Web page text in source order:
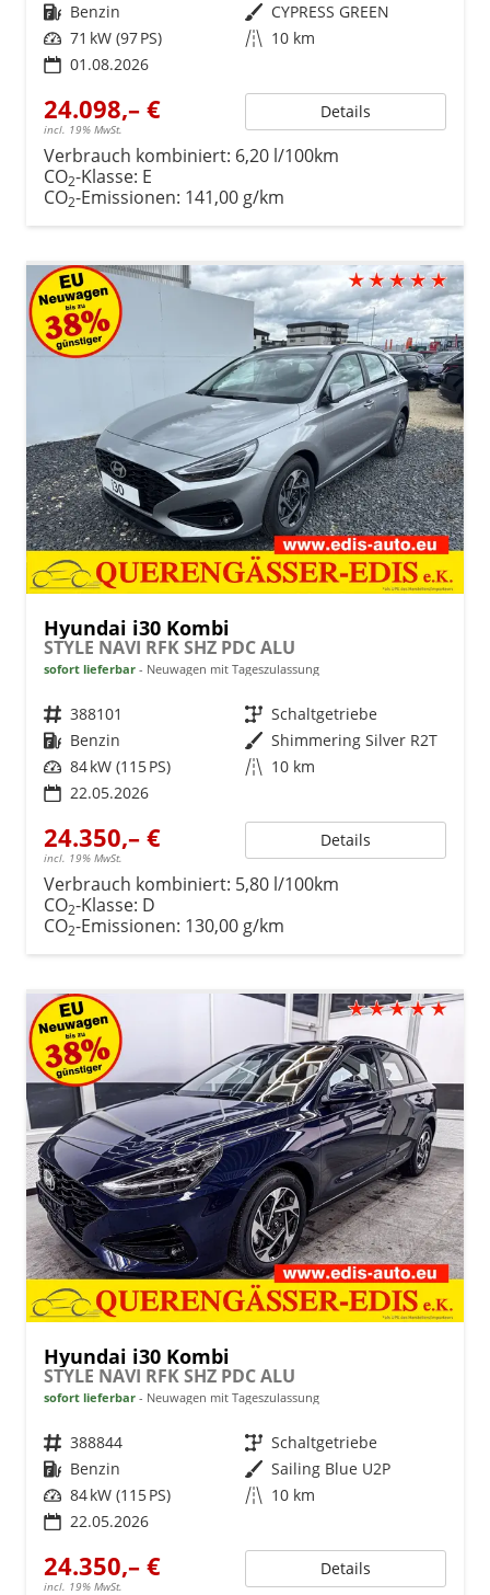
Kraftstoff Benzin Außenfarbe CYPRESS GREEN
Leistung 71 kW (97 PS) Kilometerstand 10 km
01.08.2026
24.098,– €
incl. 19% MwSt.
Details
Verbrauch kombiniert: 6,20 l/100km
CO2-Klasse: E
CO2-Emissionen: 141,00 g/km
Hyundai i30 Kombi
STYLE NAVI RFK SHZ PDC ALU
sofort lieferbar Neuwagen mit Tageszulassung
Fahrzeugnr. 388101 Getriebe Schaltgetriebe
Kraftstoff Benzin Außenfarbe Shimmering Silver R2T
Leistung 84 kW (115 PS) Kilometerstand 10 km
22.05.2026
24.350,– €
incl. 19% MwSt.
Details
Verbrauch kombiniert: 5,80 l/100km
CO2-Klasse: D
CO2-Emissionen: 130,00 g/km
Hyundai i30 Kombi
STYLE NAVI RFK SHZ PDC ALU
sofort lieferbar Neuwagen mit Tageszulassung
Fahrzeugnr. 388844 Getriebe Schaltgetriebe
Kraftstoff Benzin Außenfarbe Sailing Blue U2P
Leistung 84 kW (115 PS) Kilometerstand 10 km
22.05.2026
24.350,– €
incl. 19% MwSt.
Details